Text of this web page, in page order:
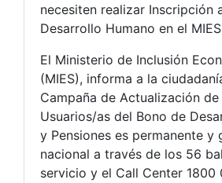
necesiten realizar Inscripción
Desarrollo Humano en el
El Ministerio de Inclusión
(MIES), informa a la
Campaña de Actualización
Usuarios/as del Bono de
y Pensiones es permanente y
nacional a través de los 56
servicio y el Call Center 1800